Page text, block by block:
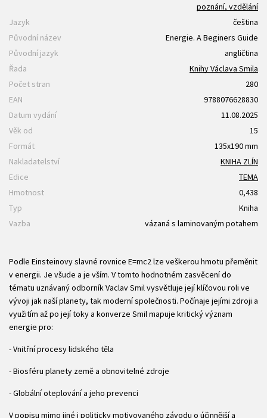
poznání, vzdělání
Jazyk
čeština
Původní název
Energie. A Beginers Guide
Původní jazyk
angličtina
Řada
Knihy Václava Smila
Počet stran
280
EAN
9788076628830
Datum vydání
11.08.2025
Věk od
15
Formát
135x190 mm
Nakladatelství
KNIHA ZLÍN
Edice
TEMA
Hmotnost
0,438
Typ
Kniha
Vazba
vázaná s laminovaným potahem
Podle Einsteinovy slavné rovnice E=mc2 lze veškerou hmotu přeměnit
v energii. Je všude a je vším. V tomto hodnotném zasvěcení do
tématu uznávaný odborník Vaclav Smil vysvětluje její klíčovou roli ve
vývoji jak naší planety, tak moderní společnosti. Počínaje jejími zdroji a
využitím až po její toky a konverze Smil mapuje kritický význam
energie pro:
- Vnitřní procesy lidského těla
- Biosféru planety země a obnovitelné zdroje
- Globální oteplování a jeho prevenci
V popisu mimo jiné i politicky motivovaného závodu o účinnější a